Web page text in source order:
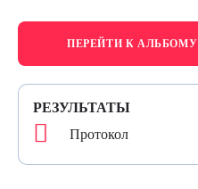
ПЕРЕЙТИ К АЛЬБОМУ
РЕЗУЛЬТАТЫ
Протокол